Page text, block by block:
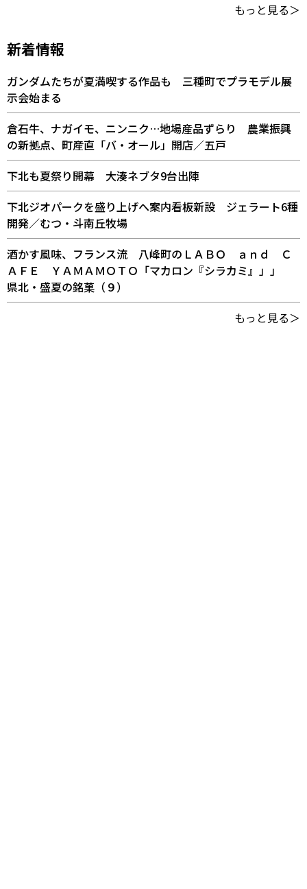
もっと見る＞
新着情報
ガンダムたちが夏満喫する作品も 三種町でプラモデル展
示会始まる
倉石牛、ナガイモ、ニンニク…地場産品ずらり 農業振興
の新拠点、町産直「バ・オール」開店／五戸
下北も夏祭り開幕 大湊ネブタ9台出陣
下北ジオパークを盛り上げへ案内看板新設 ジェラート6種
開発／むつ・斗南丘牧場
酒かす風味、フランス流 八峰町のＬＡＢＯ ａｎｄ Ｃ
ＡＦＥ ＹＡＭＡＭＯＴＯ「マカロン『シラカミ』」」
県北・盛夏の銘菓（９）
もっと見る＞